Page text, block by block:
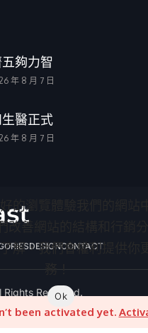
的瀏覽體驗我們的網站
改善網站的結構和行銷分
解，我們會權利提供你
務！
Ok
夠力智
年 8 月 7 日
醫正式
年 8 月 7 日
DESIGNCONTACT
Reserved.
been activated yet.